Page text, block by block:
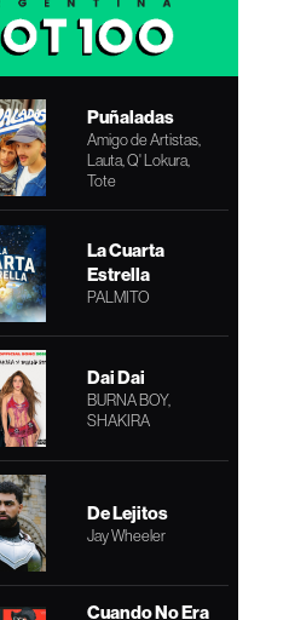
Puñaladas
Amigo de Artistas,
Lauta, Q' Lokura,
Tote
La Cuarta
Estrella
PALMITO
Dai Dai
BURNA BOY,
SHAKIRA
De Lejitos
Jay Wheeler
Cuando No Era